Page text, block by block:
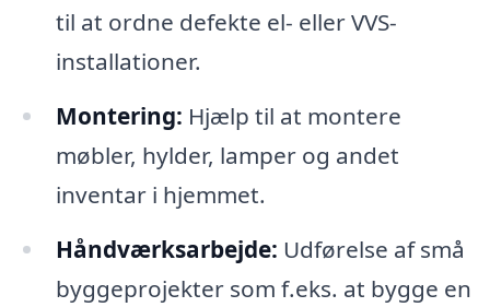
til at ordne defekte el- eller VVS-
installationer.
Montering: Hjælp til at montere
møbler, hylder, lamper og andet
inventar i hjemmet.
Håndværksarbejde: Udførelse af små
byggeprojekter som f.eks. at bygge en